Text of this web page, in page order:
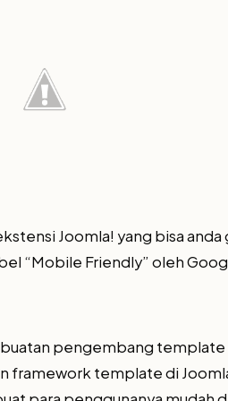
Joomla! yang bisa anda
“Mobile Friendly” oleh
pengembang template
framework template di